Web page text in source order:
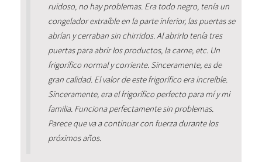
ruidoso, no hay problemas. Era todo negro, tenía un
congelador extraíble en la parte inferior, las puertas se
abrían y cerraban sin chirridos. Al abrirlo tenía tres
puertas para abrir los productos, la carne, etc. Un
frigorífico normal y corriente. Sinceramente, es de
gran calidad. El valor de este frigorífico era increíble.
Sinceramente, era el frigorífico perfecto para mí y mi
familia. Funciona perfectamente sin problemas.
Parece que va a continuar con fuerza durante los
próximos años.